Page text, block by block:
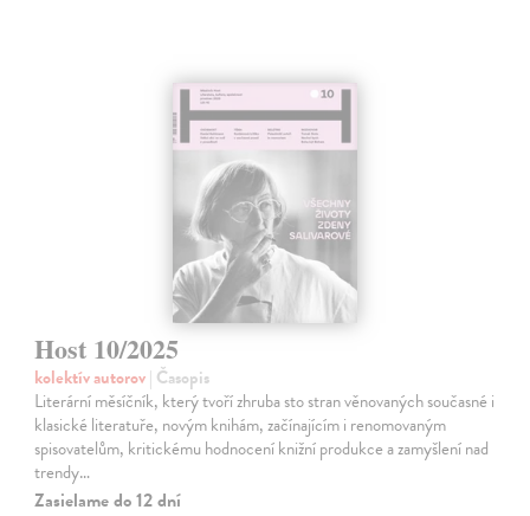
Host 10/2025
kolektív autorov| Časopis
Literární měsíčník, který tvoří zhruba sto stran věnovaných současné i
klasické literatuře, novým knihám, začínajícím i renomovaným
spisovatelům, kritickému hodnocení knižní produkce a zamyšlení nad
trendy…
Zasielame do 12 dní